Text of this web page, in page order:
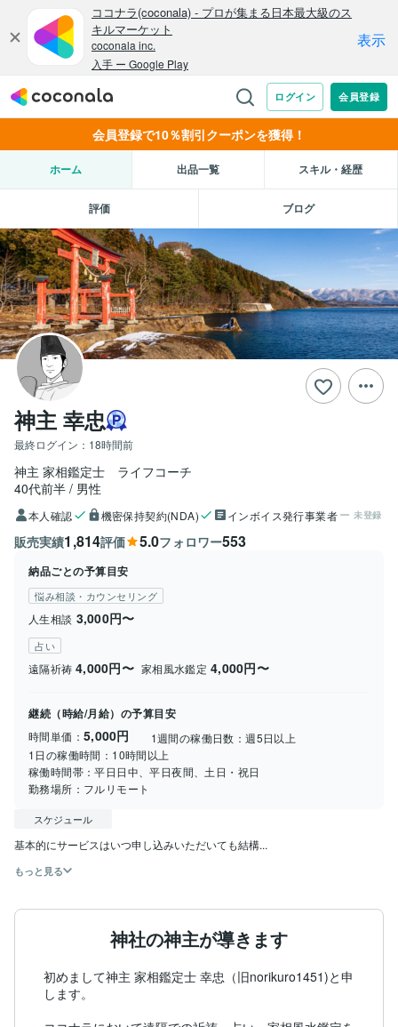
会員登録で10％割引クーポンを獲得！
ホーム 出品一覧 スキル・経歴
評価 ブログ
神主 幸忠
最終ログイン： 18時間前
神主 家相鑑定士　ライフコーチ
40代前半
男性
本人確認 機密保持契約(NDA) インボイス発行事業者 未登録
販売実績1,814評価 5.0フォロワー553
納品ごとの予算目安
悩み相談・カウンセリング
人生相談 3,000円〜
占い
遠隔祈祷 4,000円〜 家相風水鑑定 4,000円〜
継続（時給/月給）の予算目安
時間単価： 5,000円 1週間の稼働日数：週5日以上
1日の稼働時間： 10時間以上
稼働時間帯：平日日中、平日夜間、土日・祝日
勤務場所： フルリモート
スケジュール
基本的にサービスはいつ申し込みいただいても結構...
もっと見る
神社の神主が導きます
初めまして神主 家相鑑定士 幸忠（旧norikuro1451)と申
します。